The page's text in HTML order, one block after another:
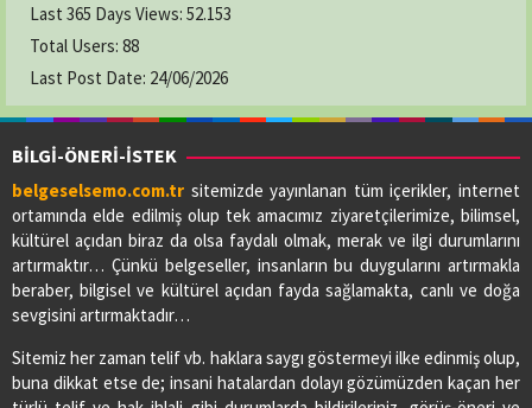
Last 365 Days Views: 52.153
Total Users: 88
Last Post Date: 24/06/2026
BİLGİ-ÖNERİ-İSTEK
belgeselsemo.com.tr sitemizde yayınlanan tüm içerikler, internet
ortamında elde edilmiş olup tek amacımız ziyaretçilerimize, bilimsel,
kültürel açıdan biraz da olsa faydalı olmak, merak ve ilgi durumlarını
artırmaktır… Çünkü belgeseller, insanların bu duygularını artırmakla
beraber, bilgisel ve kültürel açıdan fayda sağlamakta, canlı ve doğa
sevgisini artırmaktadır…
Sitemiz her zaman telif vb. haklara saygı göstermeyi ilke edinmiş olup,
buna dikkat etse de; insani hatalardan dolayı gözümüzden kaçan her